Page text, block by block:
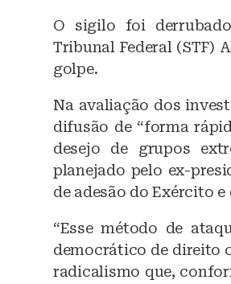
O sigilo foi
Tribunal Federal (STF)
golpe.
Na avaliação dos
difusão de “forma
desejo de grupos
planejado pelo ex-
de adesão do Exército
“Esse método de
democrático de direito
radicalismo que,